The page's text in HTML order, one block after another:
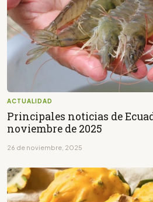
ACTUALIDAD
Principales noticias de
noviembre de 2025
26 de noviembre, 2025